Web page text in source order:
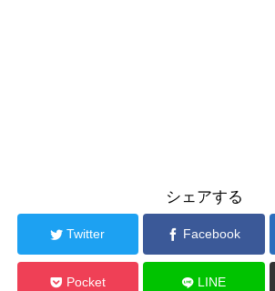
シェアする
Twitter Facebook
Pocket LINE